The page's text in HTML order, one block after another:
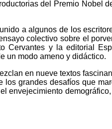
del Premio Nobel
a algunos de los
colectivo sobre el
Cervantes y la editorial
un modo ameno y didáctico.
en nueve textos
grandes desafíos que
envejecimiento